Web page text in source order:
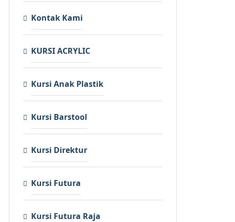
Kontak Kami
KURSI ACRYLIC
Kursi Anak Plastik
Kursi Barstool
Kursi Direktur
Kursi Futura
Kursi Futura Raja